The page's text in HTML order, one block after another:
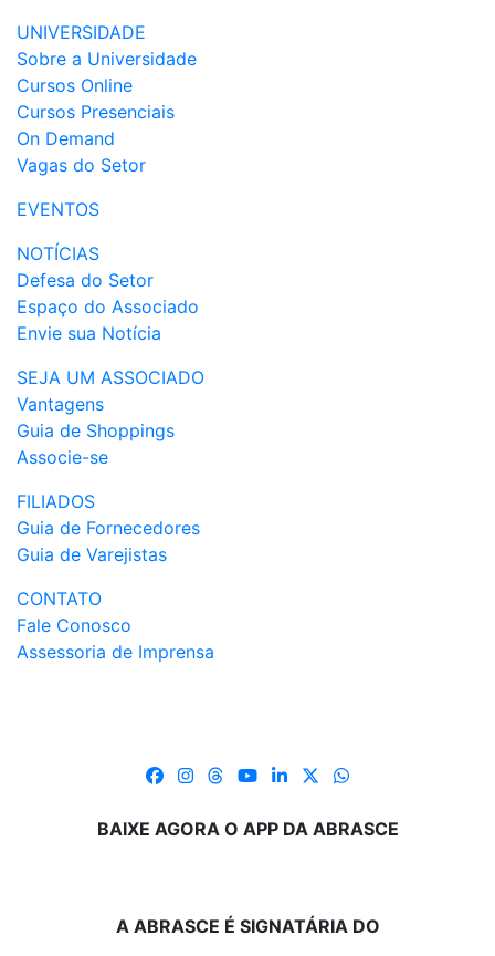
UNIVERSIDADE
Sobre a Universidade
Cursos Online
Cursos Presenciais
On Demand
Vagas do Setor
EVENTOS
NOTÍCIAS
Defesa do Setor
Espaço do Associado
Envie sua Notícia
SEJA UM ASSOCIADO
Vantagens
Guia de Shoppings
Associe-se
FILIADOS
Guia de Fornecedores
Guia de Varejistas
CONTATO
Fale Conosco
Assessoria de Imprensa
BAIXE AGORA O APP DA ABRASCE
A ABRASCE É SIGNATÁRIA DO